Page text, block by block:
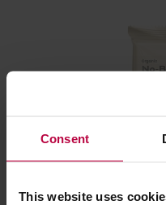
Consent
This website uses
DIG - Baton No-Bake